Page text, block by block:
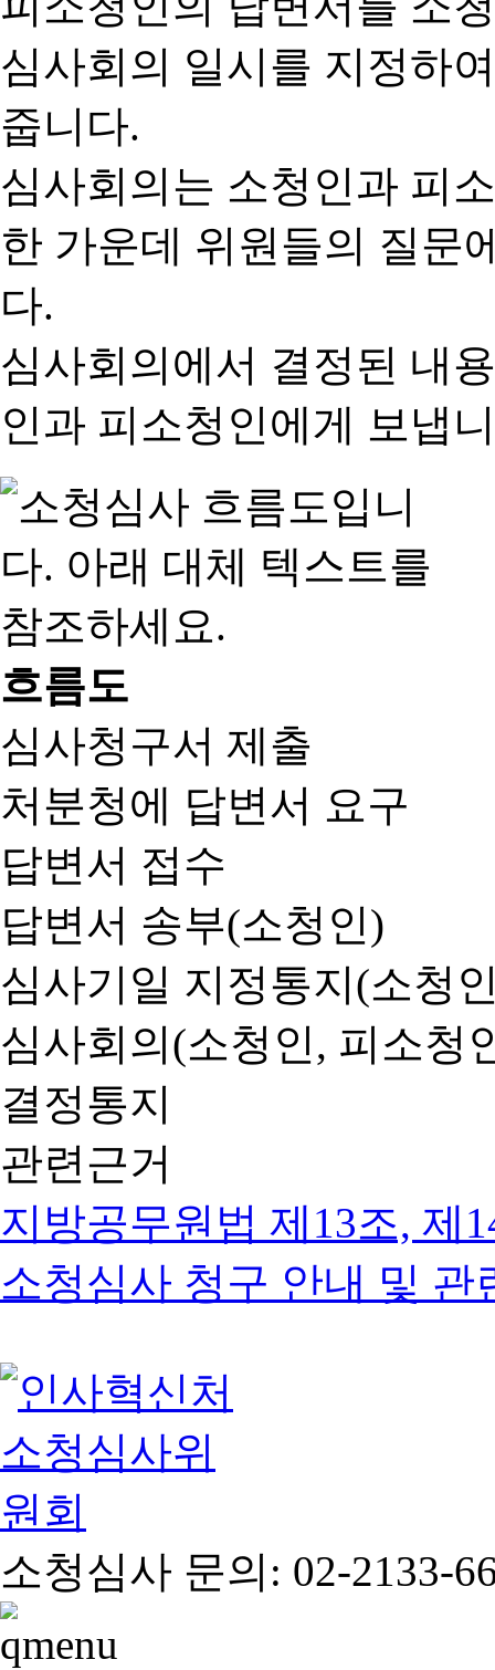
심사회의 일시를 지정하
줍니다.
심사회의는 소청인과 피
한 가운데 위원들의 질문
다.
심사회의에서 결정된 내
인과 피소청인에게 보냅
흐름도
심사청구서 제출
처분청에 답변서 요구
답변서 접수
답변서 송부(소청인)
심사기일 지정통지(소청
심사회의(소청인, 피소청
결정통지
관련근거
지방공무원법 제13조, 제
소청심사 청구 안내 및 관
소청심사 문의: 02-2133-